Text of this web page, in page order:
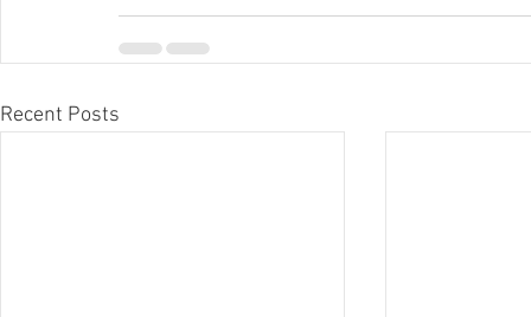
Recent Posts